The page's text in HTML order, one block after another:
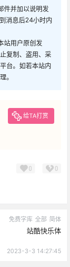
件并加以说明发
消息后24小时内
站用户原创发
复制、盗用、采
台。如若本站内
。
给TA打赏
0 0
免费字库 全部 简体
站酷快乐体
2023-3-3 14:27:45